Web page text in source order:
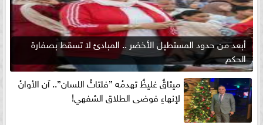
أبعد من حدود المستطيل الأخضر .. المبادئ لا تسقط بصفارة
الحكم
ميثاقٌ غليظٌ تهدمُه ”فلتاتُ اللسان”.. آن الأوانُ
لإنهاءِ فوضى الطلاق الشفهي!